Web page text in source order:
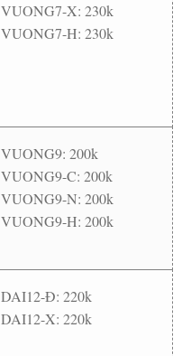
VUONG7-X: 230k
VUONG7-H: 230k
VUONG9: 200k
VUONG9-C: 200k
VUONG9-N: 200k
VUONG9-H: 200k
DAI12-Đ: 220k
DAI12-X: 220k